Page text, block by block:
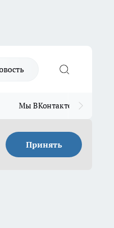
Мы ВКонтакте
Принять